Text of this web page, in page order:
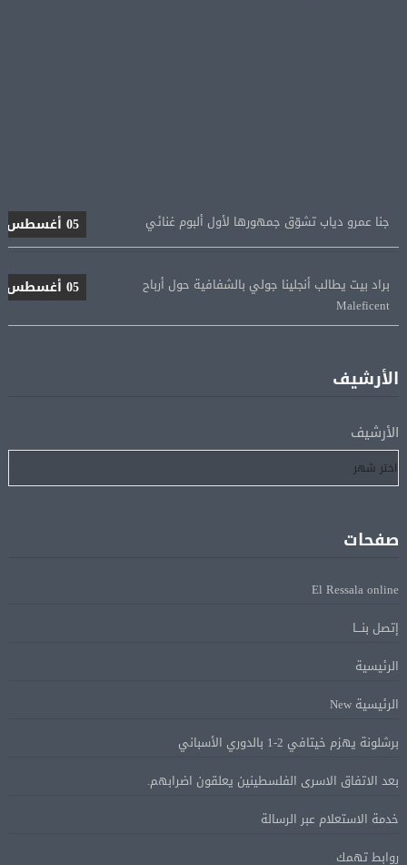
05 أغسطس
05 أغسطس
Maleficent
إفريقيا أمام نيجيريا
استقبال جماهيرى حاشد لمحمد صلاح لدى وصوله إلى تركيا
لإتمام انتقاله إلى طرابزون سبور
مباحثات لبنانية – أممية حول دعم لبنان وتطورات الأوضاع
ماكرون: الاتحاد الأوروبى وشركاؤه سيواصلون زيادة الضغط
على روسيا لوقف الحرب بأوكرانيا
البيان الختامى لاجتماع عمّان الوزارى يدين الإجراءات
الإسرائيلية بالقدس.. ويطلق تحركا دوليا لوقفها
ترامب: مضيق هرمز سيفتح قريبًا أو ستواجه إيران ضربة
الأرشيف
الأرشيف
صفحات
El Ressala online
إتصل بنـــا
الرئيسية
الرئيسية New
برشلونة يهزم خيتافي 2-1 بالدوري الأسباني
بعد الاتفاق الاسرى الفلسطينين يعلقون اضرابهم.
خدمة الاستعلام عبر الرسالة
روابط تهمك